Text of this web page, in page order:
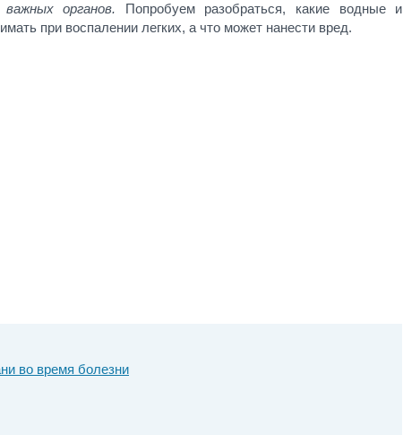
органов. Попробуем разобраться, какие водные и
при воспалении легких, а что может нанести вред.
во время болезни